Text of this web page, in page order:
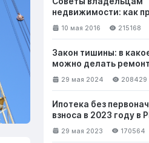
недвижимости: как
общаться с
успешно продать
10 мая 2016 215168
Закон тишины: в
можно делать
квартире в выходные
29 мая 2024 208429
Ипотека без
взноса в 2023 году в
банки выдают и на
условиях
29 мая 2023 170564